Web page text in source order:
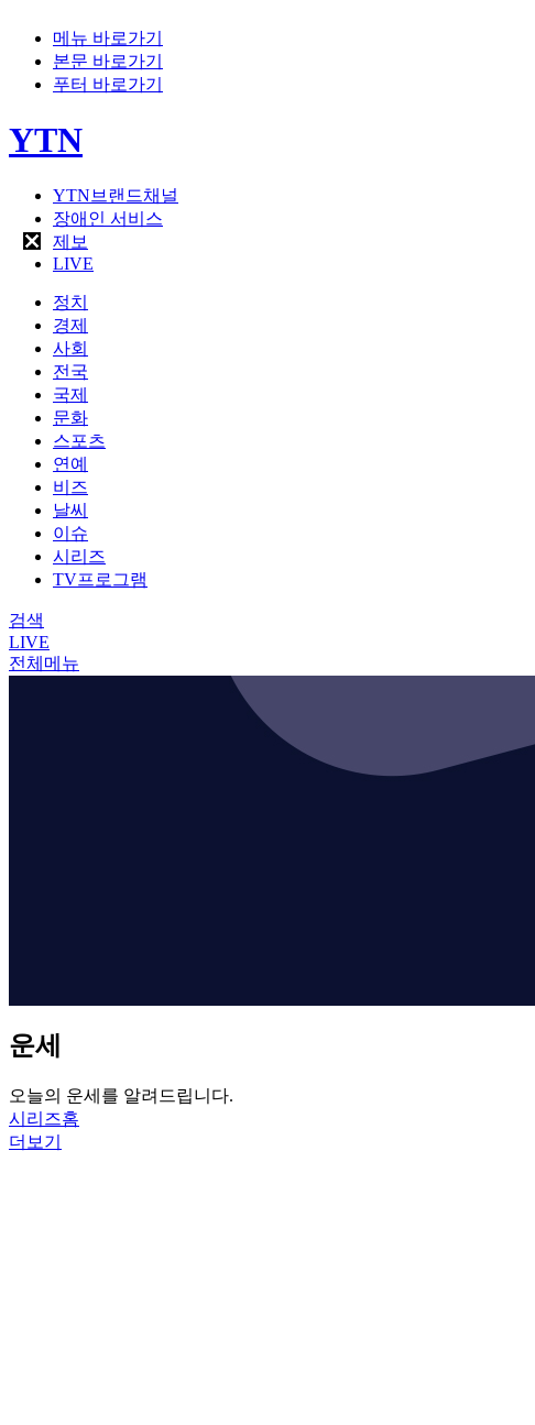
메뉴 바로가기
본문 바로가기
푸터 바로가기
YTN
YTN브랜드채널
장애인 서비스
제보
LIVE
정치
경제
사회
전국
국제
문화
스포츠
연예
비즈
날씨
이슈
시리즈
TV프로그램
검색
LIVE
전체메뉴
운세
오늘의 운세를 알려드립니다.
시리즈홈
더보기